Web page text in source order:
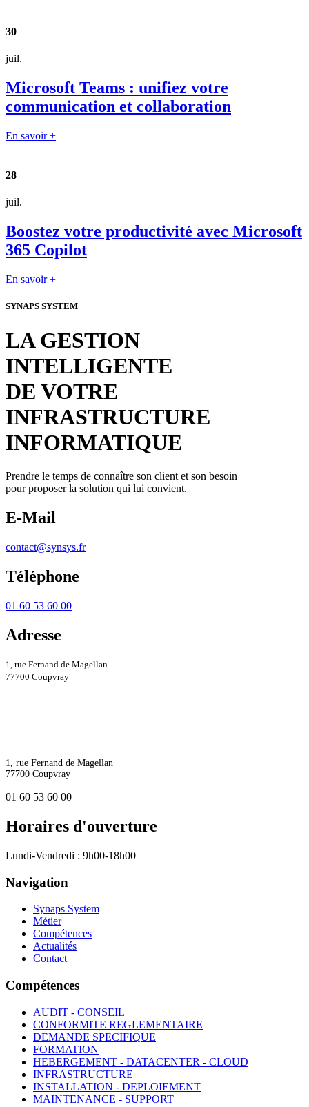
30
juil.
Microsoft Teams : unifiez votre
communication et collaboration
En savoir +
28
juil.
Boostez votre productivité avec Microsoft
365 Copilot
En savoir +
SYNAPS SYSTEM
LA GESTION
INTELLIGENTE
DE VOTRE
INFRASTRUCTURE
INFORMATIQUE
Prendre le temps de connaître son client et son besoin
pour proposer la solution qui lui convient.
E-Mail
contact@synsys.fr
Téléphone
01 60 53 60 00
Adresse
1, rue Fernand de Magellan
77700 Coupvray
1, rue Fernand de Magellan
77700 Coupvray
01 60 53 60 00
Horaires d'ouverture
Lundi-Vendredi : 9h00-18h00
Navigation
Synaps System
Métier
Compétences
Actualités
Contact
Compétences
AUDIT - CONSEIL
CONFORMITE REGLEMENTAIRE
DEMANDE SPECIFIQUE
FORMATION
HEBERGEMENT - DATACENTER - CLOUD
INFRASTRUCTURE
INSTALLATION - DEPLOIEMENT
MAINTENANCE - SUPPORT